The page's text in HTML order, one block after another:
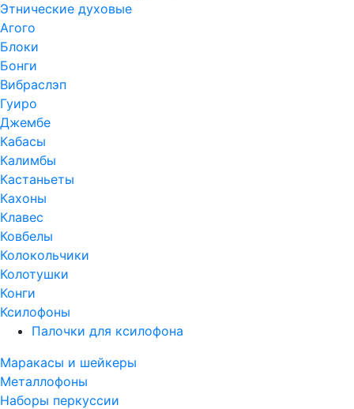
Этнические духовые
Агого
Блоки
Бонги
Вибраслэп
Гуиро
Джембе
Кабасы
Калимбы
Кастаньеты
Кахоны
Клавес
Ковбелы
Колокольчики
Колотушки
Конги
Ксилофоны
Палочки для ксилофона
Маракасы и шейкеры
Металлофоны
Наборы перкуссии